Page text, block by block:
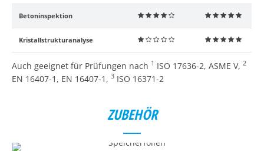
Betoninspektion          
Kristallstrukturanalyse          
Auch geeignet für Prüfungen nach 1 ISO 17636-2, ASME V, 2
EN 16407-1, EN 16407-1, 3 ISO 16371-2
ZUBEHÖR